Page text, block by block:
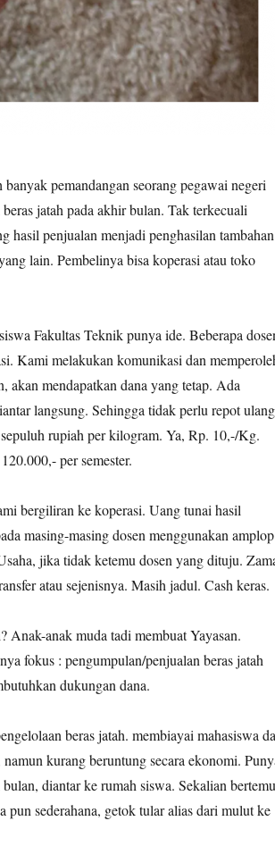
pemandangan seorang pegawai negeri
jatah pada akhir bulan. Tak terkecuali
hasil penjualan menjadi penghasilan
lain. Pembelinya bisa koperasi atau toko
Fakultas Teknik punya ide. Beberapa
Kami melakukan komunikasi dan
akan mendapatkan dana yang tetap. Ada
langsung. Sehingga tidak perlu repot ulang
rupiah per kilogram. Ya, Rp. 10,-/Kg.
per semester.
bergiliran ke koperasi. Uang tunai hasil
masing-masing dosen menggunakan amplop
jika tidak ketemu dosen yang dituju.
atau sejenisnya. Masih jadul. Cash keras.
Anak-anak muda tadi membuat Yayasan.
fokus : pengumpulan/penjualan beras jatah
dukungan dana.
beras jatah. membiayai mahasiswa
kurang beruntung secara ekonomi.
diantar ke rumah siswa. Sekalian bertemu
pun sederahana, getok tular alias dari mulut ke